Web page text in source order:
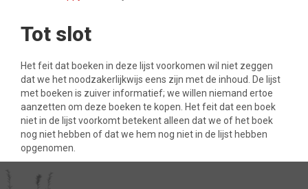
Tot slot
Het feit dat boeken in deze lijst voorkomen wil niet zeggen
dat we het noodzakerlijkwijs eens zijn met de inhoud. De lijst
met boeken is zuiver informatief; we willen niemand ertoe
aanzetten om deze boeken te kopen. Het feit dat een boek
niet in de lijst voorkomt betekent alleen dat we of het boek
nog niet hebben of dat we hem nog niet in de lijst hebben
opgenomen.